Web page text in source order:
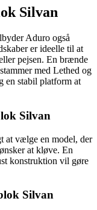
Silvan
Aduro også
er ideelle til at
pejsen. En brænde
med Lethed og
en stabil platform at
Silvan
at vælge en model, der
at kløve. En
konstruktion vil gøre
Silvan